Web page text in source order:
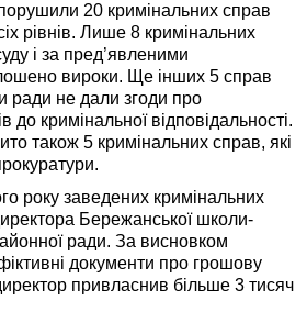
20 кри­мінальних справ
рівнів. Лише 8 кримінальних
і за пред’явленими
вироки. Ще інших 5 справ
ради не дали згоди про
до кримінальної відповідальності.
також 5 кримінальних справ, які
року заведених кримінальних
Бережанської школи-
ради. За висновком
документи про грошову
привласнив більше 3 тисяч